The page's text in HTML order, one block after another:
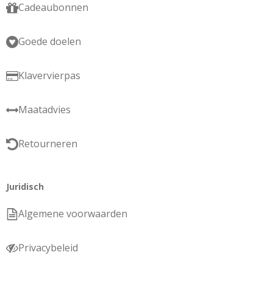
Cadeaubonnen
Goede doelen
Klavervierpas
Maatadvies
Retourneren
Juridisch
Algemene voorwaarden
Privacybeleid